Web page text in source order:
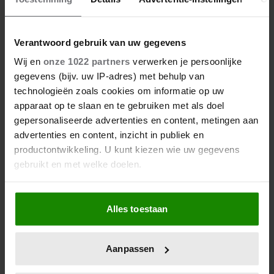
Verantwoord gebruik van uw gegevens
Wij en onze 1022 partners verwerken je persoonlijke
gegevens (bijv. uw IP-adres) met behulp van
technologieën zoals cookies om informatie op uw
apparaat op te slaan en te gebruiken met als doel
gepersonaliseerde advertenties en content, metingen aan
advertenties en content, inzicht in publiek en
productontwikkeling. U kunt kiezen wie uw gegevens
gebruikt en met welke doelen.
Als u het toestaat, willen we ook graag:
Informatie verzamelen over uw geografische
locatie, die tot een paar meter nauwkeurig kan zijn
scannen op specifieke eigenschappen (fingerprinting)
Alles toestaan
Aanpassen
6 augustus 2026
ONRUST OVER TOEKOMST VAN
‘DE TOPPERS’: JEROEN VAN
DER BOOM ZET UITSPRAKEN
RECHT